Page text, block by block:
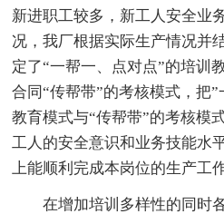
新进职工较多，新工人安全业
况，我厂根据实际生产情况并
定了“一帮一、点对点”的培训
合同“传帮带”的考核模式，把”
教育模式与“传帮带”的考核模
工人的安全意识和业务技能水
上能顺利完成本岗位的生产工
在增加培训多样性的同时